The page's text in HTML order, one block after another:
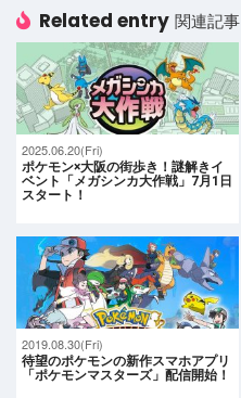
Related entry 関連記事
2025.06.20(Fri)
ポケモン×大阪の街歩き！謎解きイ
ベント「メガシンカ大作戦」7月1日
スタート！
2019.08.30(Fri)
待望のポケモンの新作スマホアプリ
「ポケモンマスターズ」配信開始！